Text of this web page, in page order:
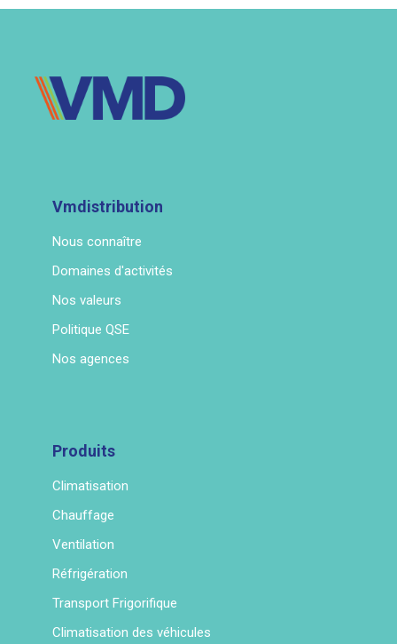
Vmdistribution
Nous connaître
Domaines d'activités
Nos valeurs
Politique QSE
Nos agences
Produits
Climatisation
Chauffage
Ventilation
Réfrigération
Transport Frigorifique
Climatisation des véhicules